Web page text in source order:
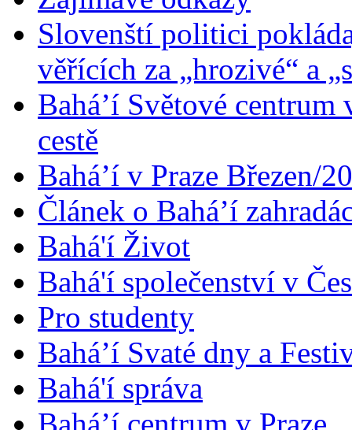
Slovenští politici
věřících za „hrozivé“ a
Bahá’í Světové
cestě
Bahá’í v Praze Březen/
Článek o Bahá’í
Bahá'í Život
Bahá'í společenství v
Pro studenty
Bahá’í Svaté dny a
Bahá'í správa